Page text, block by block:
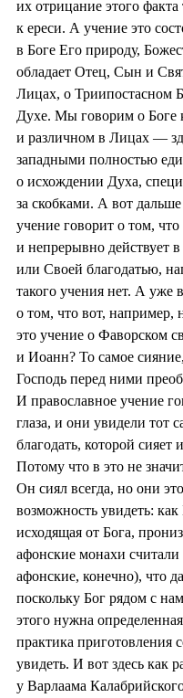
их отрицание этого
к ереси. А учение это
в Боге Его природу,
обладает Отец, Сын и
Лицах, о
Духе. Мы говорим о Боге
и различном в Лицах —
западными полностью
о исхождении Духа,
за скобками. А вот
учение говорит о том,
и непрерывно действует
или Своей благодатью,
такого учения нет. А уже
о том, что вот, например,
это учение о Фаворском
и Иоанн? То самое
Господь перед ними
И православное учение
глаза, и они увидели тот
благодать, которой
Потому что в это не
Он сиял всегда, но они
возможность увидеть: как
исходящая от Бога,
афонские монахи
афонские, конечно), что
поскольку Бог рядом с
этого нужна
практика приготовления
увидеть. И вот здесь как
у Варлаама